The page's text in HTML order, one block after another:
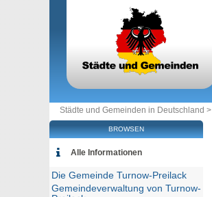
Städte und Gemeinden in Deutschland >
BROWSEN
Alle Informationen
Die Gemeinde Turnow-Preilack
Gemeindeverwaltung von Turnow-